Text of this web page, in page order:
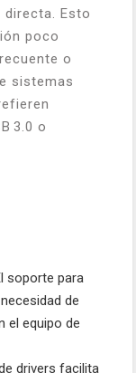
directa. Esto
poco
o
sistemas
3.0 o
soporte para
de
el equipo de
drivers facilita